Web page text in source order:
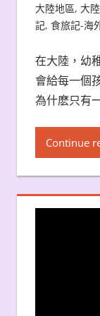
大陸地區, 大
記, 食旅記-海
在大陸，幼
會給每一個
為什麽只有
Continue